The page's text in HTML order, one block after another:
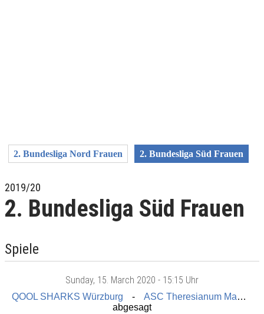
2. Bundesliga Nord Frauen 2. Bundesliga Süd Frauen
2019/20
2. Bundesliga Süd Frauen
Spiele
Sunday, 15. March 2020 - 15:15 Uhr
QOOL SHARKS Würzburg
ASC Theresianum Mainz
abgesagt